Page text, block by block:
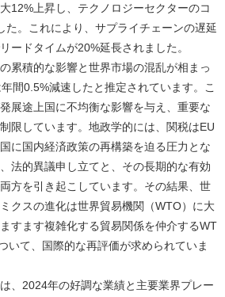
12%上昇し、テクノロジーセクターのコ
た。これにより、サプライチェーンの遅延
ードタイムが20%延長されました。
累積的な影響と世界市場の混乱が相まっ
間0.5%減速したと推定されています。こ
展途上国に不均衡な影響を与え、重要な
限しています。地政学的には、関税はEU
に国内経済政策の再構築を迫る圧力とな
法的異議申し立てと、その長期的な有効
方を引き起こしています。その結果、世
クスの進化は世界貿易機関（WTO）に大
すます複雑化する貿易関係を仲介するWT
いて、国際的な再評価が求められていま
、2024年の好調な業績と主要業界プレー